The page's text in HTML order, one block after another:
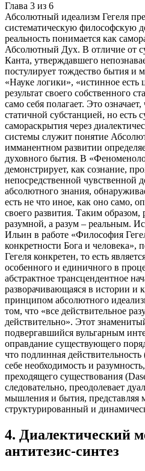
Глава 3 из 6
Абсолютный идеализм Гегеля
систематическую философскую
реальность понимается как
Абсолютный Дух. В отличие от
Канта, утверждавшего
постулирует тождество бытия и
«Науке логики», «истинное есть
результат своего собственного
само себя полагает. Это
статичной субстанцией, но есть
самораскрытия через
системы служит понятие
имманентном развитии
духовного бытия. В
демонстрирует, как сознание,
непосредственной чувственной
абсолютного знания,
есть не что иное, как оно само,
своего развития. Таким образом,
разумной, а разум – реальным.
Ильин в работе «Философия
конкретности Бога и человека»,
Гегеля конкретен, то есть
особенного и единичного в
абстрактное трансцендентное
разворачивающаяся в истории и
принципом абсолютного
том, что «все действительное
действительно». Этот
подвергавшийся вульгарным
оправдание существующего
что подлинная
себе необходимость и
преходящего существования
следовательно, преодолевает
мышления и бытия, представляя
структурированный и
4. Диалектический
антитезис-синтез